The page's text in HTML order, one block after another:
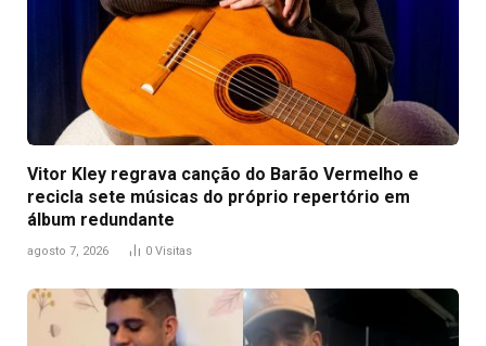
Vitor Kley regrava canção do Barão Vermelho e
recicla sete músicas do próprio repertório em
álbum redundante
agosto 7, 2026 0 Visitas